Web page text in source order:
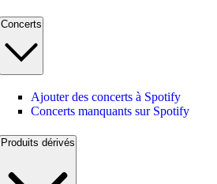
Concerts
Ajouter des concerts à Spotify
Concerts manquants sur Spotify
Produits dérivés